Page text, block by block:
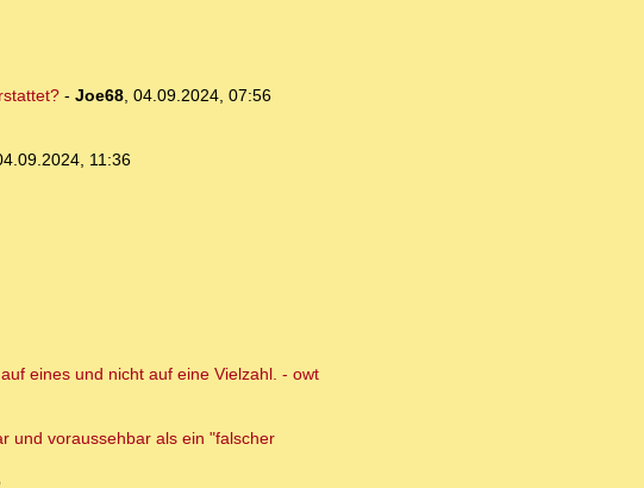
- Joe68, 04.09.2024, 07:56
11:36
eines und nicht auf eine Vielzahl. - owt
und voraussehbar als ein "falscher